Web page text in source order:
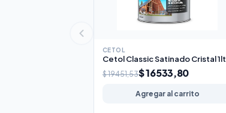
CETOL
Cetol Classic Satinado Cristal 1lt
$ 19451,53$ 16533,80
Agregar al carrito